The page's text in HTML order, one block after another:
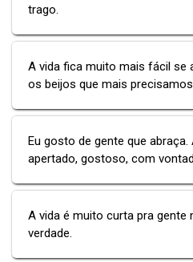
trago.
A vida fica muito mais fácil se
os beijos que mais
Eu gosto de gente que
apertado, gostoso, com
A vida é muito curta pra gente
verdade.